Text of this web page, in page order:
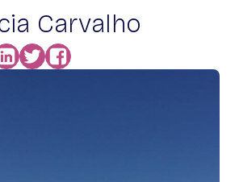
Carvalho